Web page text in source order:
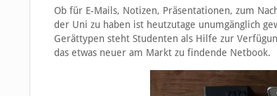
Ob für E-Mails, Notizen, Präsentationen, zum
der Uni zu haben ist heutzutage unumgänglich
Gerättypen steht Studenten als Hilfe zur
das etwas neuer am Markt zu findende Netbook.